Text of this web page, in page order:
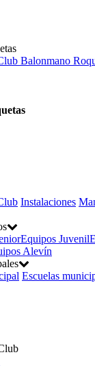
Balonmano
Instalaciones
Equipos Juvenil
Alevín
Escuelas